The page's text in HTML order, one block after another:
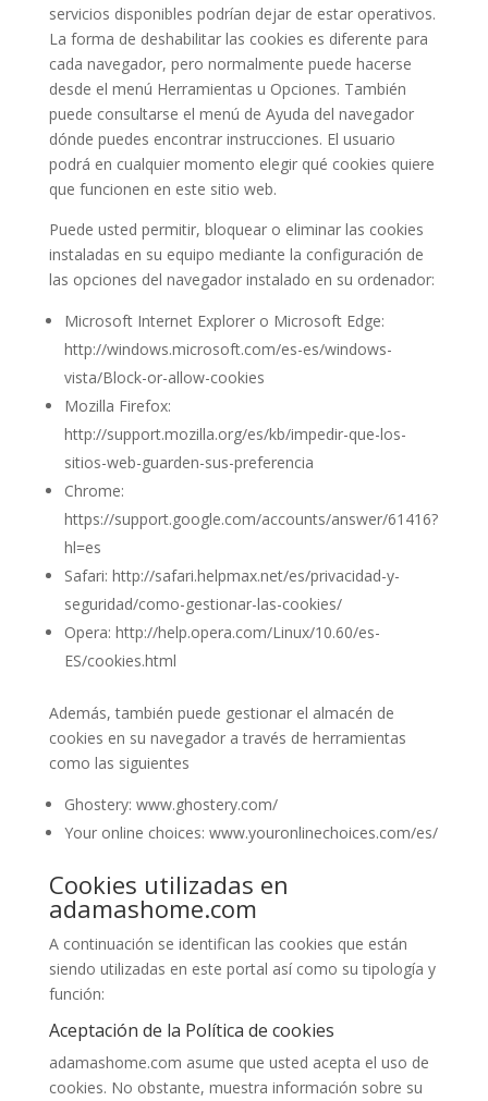
servicios disponibles podrían dejar de estar operativos.
La forma de deshabilitar las cookies es diferente para
cada navegador, pero normalmente puede hacerse
desde el menú Herramientas u Opciones. También
puede consultarse el menú de Ayuda del navegador
dónde puedes encontrar instrucciones. El usuario
podrá en cualquier momento elegir qué cookies quiere
que funcionen en este sitio web.
Puede usted permitir, bloquear o eliminar las cookies
instaladas en su equipo mediante la configuración de
las opciones del navegador instalado en su ordenador:
Microsoft Internet Explorer o Microsoft Edge:
http://windows.microsoft.com/es-es/windows-
vista/Block-or-allow-cookies
Mozilla Firefox:
http://support.mozilla.org/es/kb/impedir-que-los-
sitios-web-guarden-sus-preferencia
Chrome:
https://support.google.com/accounts/answer/61416?
hl=es
Safari: http://safari.helpmax.net/es/privacidad-y-
seguridad/como-gestionar-las-cookies/
Opera: http://help.opera.com/Linux/10.60/es-
ES/cookies.html
Además, también puede gestionar el almacén de
cookies en su navegador a través de herramientas
como las siguientes
Ghostery: www.ghostery.com/
Your online choices: www.youronlinechoices.com/es/
Cookies utilizadas en
adamashome.com
A continuación se identifican las cookies que están
siendo utilizadas en este portal así como su tipología y
función:
Aceptación de la Política de cookies
adamashome.com asume que usted acepta el uso de
cookies. No obstante, muestra información sobre su